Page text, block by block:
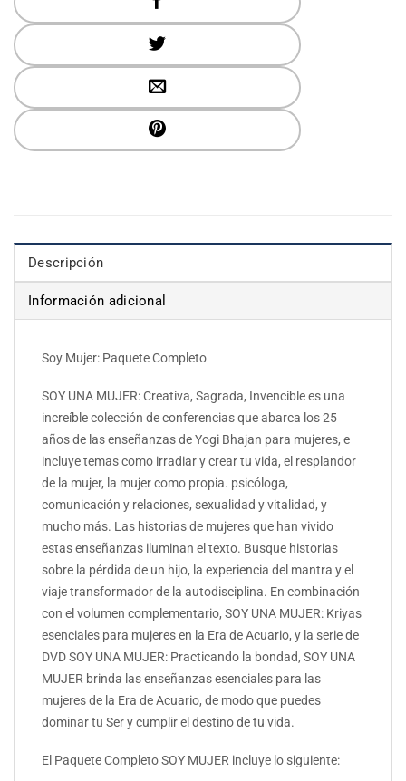
Descripción
Información adicional
Soy Mujer: Paquete Completo
SOY UNA MUJER: Creativa, Sagrada, Invencible es una
increíble colección de conferencias que abarca los 25
años de las enseñanzas de Yogi Bhajan para mujeres, e
incluye temas como irradiar y crear tu vida, el resplandor
de la mujer, la mujer como propia. psicóloga,
comunicación y relaciones, sexualidad y vitalidad, y
mucho más. Las historias de mujeres que han vivido
estas enseñanzas iluminan el texto. Busque historias
sobre la pérdida de un hijo, la experiencia del mantra y el
viaje transformador de la autodisciplina. En combinación
con el volumen complementario, SOY UNA MUJER: Kriyas
esenciales para mujeres en la Era de Acuario, y la serie de
DVD SOY UNA MUJER: Practicando la bondad, SOY UNA
MUJER brinda las enseñanzas esenciales para las
mujeres de la Era de Acuario, de modo que puedes
dominar tu Ser y cumplir el destino de tu vida.
El Paquete Completo SOY MUJER incluye lo siguiente: